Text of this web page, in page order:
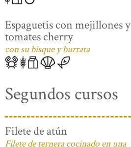
Espaguetis con mejillones y
tomates cherry
con su bisque y burrata
Segundos cursos
Filete de atún
Filete de ternera cocinado en una